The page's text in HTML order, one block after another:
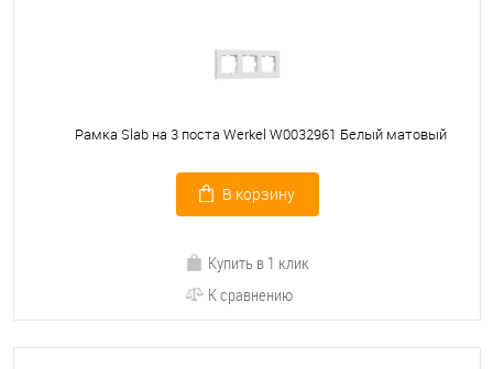
Рамка Slab на 3 поста Werkel W0032961 Белый матовый
В корзину
Купить в 1 клик
К сравнению